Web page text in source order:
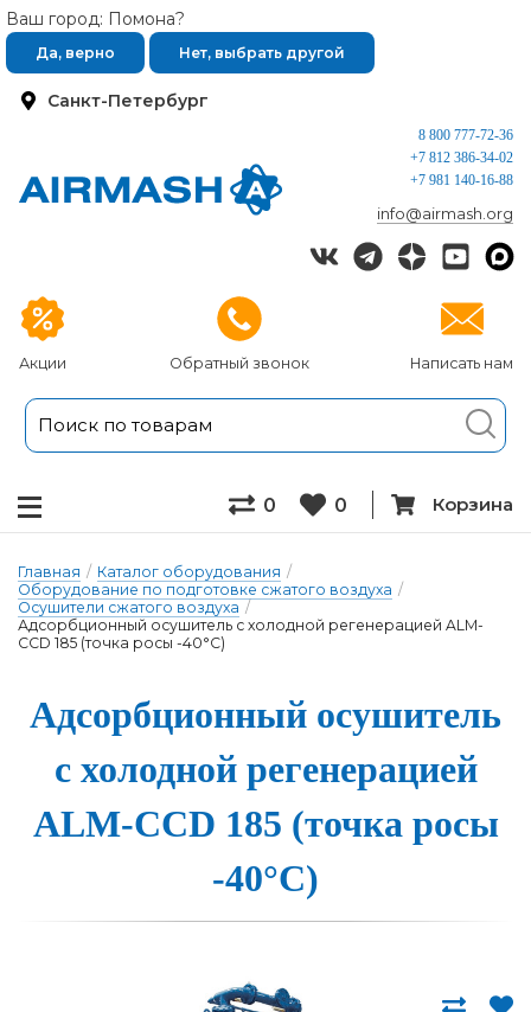
Санкт-Петербург
Ваш город: Помона?
Да, верно Нет, выбрать другой
Акции Обратный звонок Написать нам
8 800 777-72-36
+7 812 386-34-02
+7 981 140-16-88
info@airmash.org
0 0 Корзина
Главная / Каталог оборудования /
Оборудование по подготовке сжатого воздуха /
Осушители сжатого воздуха /
Адсорбционный осушитель с холодной регенерацией ALM-
CCD 185 (точка росы -40°С)
Адсорбци­он­ный о­су­ши­тель
с хо­лод­ной ре­ге­не­ра­ци­ей
ALM-CCD 185 (точ­ка ро­сы
-40°С)